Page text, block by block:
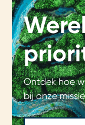
Ontdek hoe
bij onze